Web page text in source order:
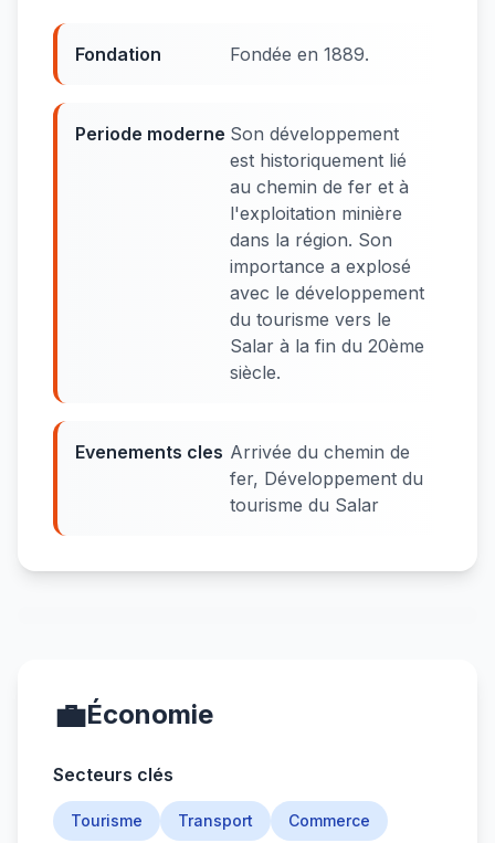
Fondation Fondée en 1889.
Periode moderne Son développement
est historiquement lié
au chemin de fer et à
l'exploitation minière
dans la région. Son
importance a explosé
avec le développement
du tourisme vers le
Salar à la fin du 20ème
siècle.
Evenements cles Arrivée du chemin de
fer, Développement du
tourisme du Salar
💼Économie
Secteurs clés
Tourisme Transport Commerce